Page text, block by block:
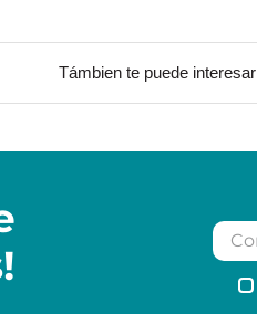
Támbien te puede interesar